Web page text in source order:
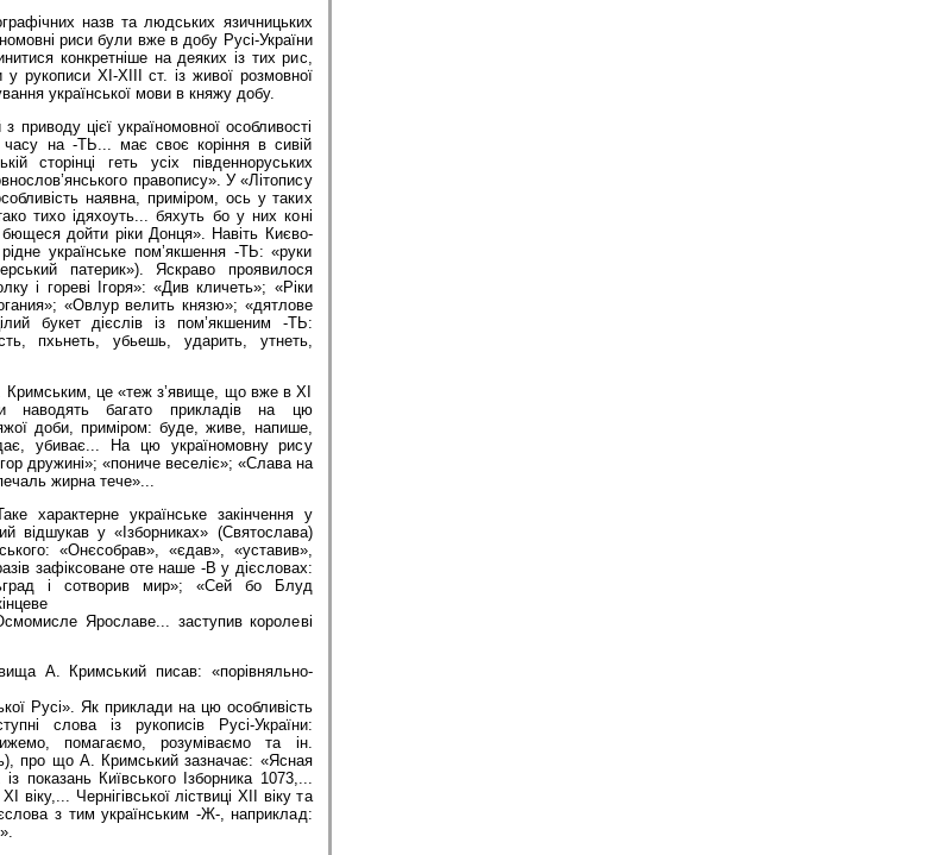
назв та людських язичницьких
риси були вже в добу Русі-України
конкретніше на деяких із тих рис,
у рукописи XI-XIII ст. із живої розмовної
української мови в княжу добу.
цієї україномовної особливості
часу на -ТЬ... має своє коріння в сивій
сторінці геть усіх південноруських
правопису». У «Літопису
наявна, приміром, ось у таких
тихо ідяхоуть... бяхуть бо у них коні
бющеся дойти ріки Донця». Навіть Києво-
українське пом’якшення -ТЬ: «руки
патерик»). Яскраво проявилося
і гореві Ігоря»: «Див кличеть»; «Ріки
«Овлур велить князю»; «дятлове
букет дієслів із пом’якшеним -ТЬ:
пхьнеть, убьешь, ударить, утнеть,
Кримським, це «теж з’явище, що вже в XI
наводять багато прикладів на цю
доби, приміром: буде, жи­ве, напише,
убиває... На цю україномовну рису
дружині»; «пониче веселіє»; «Слава на
жирна те­че»...
характерне українське закінчення у
відшукав у «Ізборниках» (Святослава)
«Онєсобрав», «єдав», «уставив»,
зафіксоване оте наше -В у дієсловах:
і сотворив мир»; «Сей бо Блуд
Ярославе... заступив королеві
А. Кримський писав: «порівняльно-
Русі». Як приклади на цю особливість
слова із рукописів Русі-України:
помагаємо, розуміваємо та ін.
про що А. Кримський зазначає: «Ясная
показань Київського Ізборника 1073,...
віку,... Чернігівської ліствиці XII віку та
з тим українським -Ж-, наприклад: